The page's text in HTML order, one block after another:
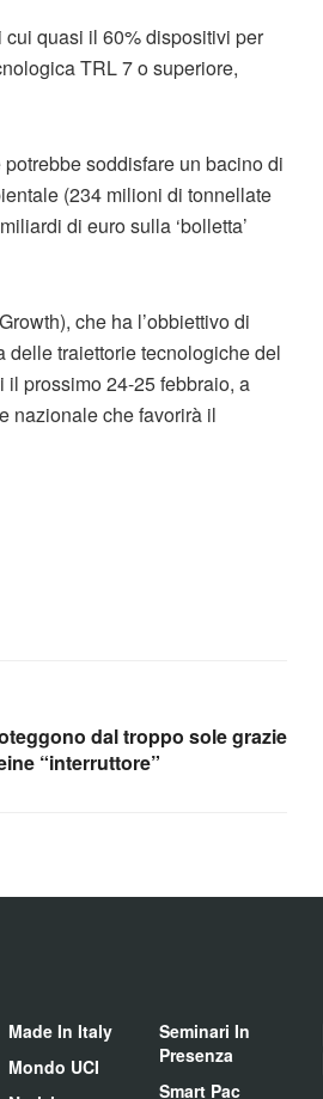
quasi il 60% dispositivi per
TRL 7 o superiore,
soddisfare un bacino di
(234 milioni di tonnellate
di euro sulla ‘bolletta’
che ha l’obbiettivo di
delle traiettorie tecnologiche del
prossimo 24-25 febbraio, a
nazionale che favorirà il
dal troppo sole grazie
“interruttore”
Made In Italy
Mondo UCI
Seminari In
Presenza
Smart Pac